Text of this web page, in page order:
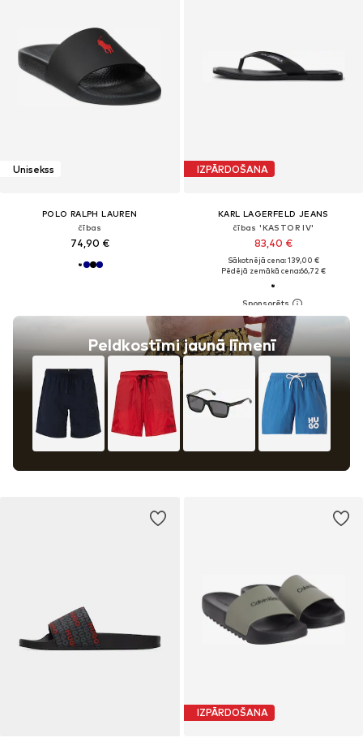
Unisekss
POLO RALPH LAUREN
čības
74,90 €
Peldkostīmi jaunā līmenī
IZPĀRDOŠANA
KARL LAGERFELD JEANS
čības 'KASTOR IV'
83,40 €
Sākotnējā cena: 139,00 €
Pēdējā zemākā cena:66,72 €
IZPĀRDOŠANA